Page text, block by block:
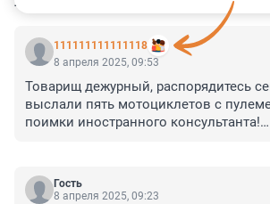
111111111111118
8 апреля 2025, 09:53
Товарищ дежурный, распорядитесь
выслали пять мотоциклетов с
поимки иностранного консультанта!
поэт Бездомный из сумасшедшего
слушаете? Алло! Безобразие!
Гость
8 апреля 2025, 09:23